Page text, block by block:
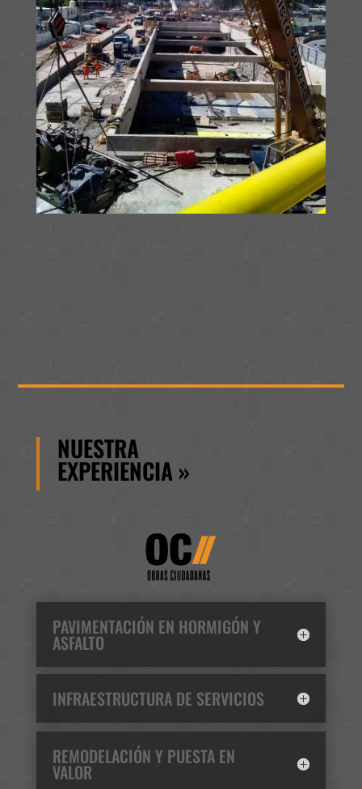
NUESTRA
EXPERIENCIA »
PAVIMENTACIÓN EN HORMIGÓN Y
ASFALTO
INFRAESTRUCTURA DE SERVICIOS
REMODELACIÓN Y PUESTA EN
VALOR